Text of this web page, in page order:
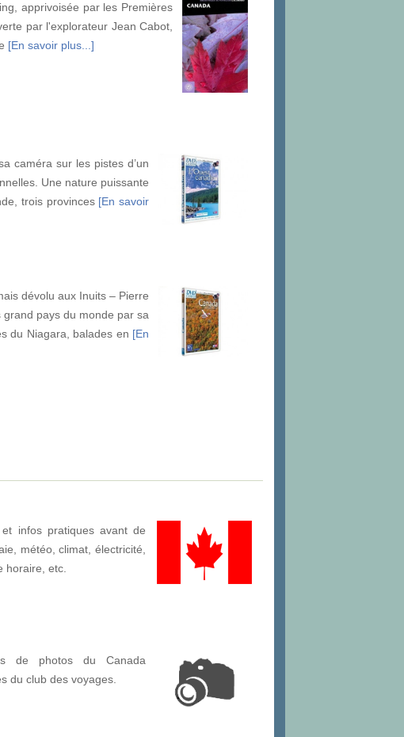
apprivoisée par les Premières
par l'explorateur Jean Cabot,
[En savoir plus...]
caméra sur les pistes d’un
Une nature puissante
trois provinces [En savoir
dévolu aux Inuits – Pierre
pays du monde par sa
du Niagara, balades en [En
infos pratiques avant de
météo, climat, électricité,
horaire, etc.
de photos du Canada
du club des voyages.